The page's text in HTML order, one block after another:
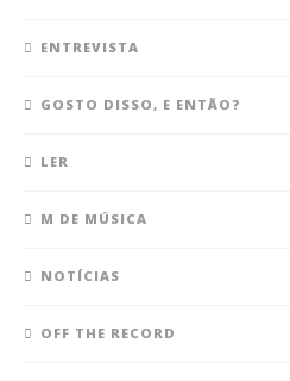
ENTREVISTA
GOSTO DISSO, E ENTÃO?
LER
M DE MÚSICA
NOTÍCIAS
OFF THE RECORD